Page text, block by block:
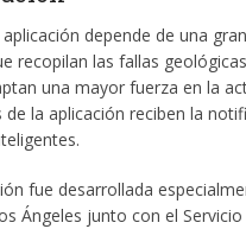
depende de una
recopilan las fallas
una mayor fuerza en la
de la aplicación reciben la
fue desarrollada
Ángeles junto con el